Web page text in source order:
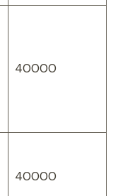
40000
40000